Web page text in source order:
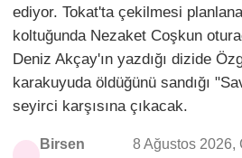
ediyor. Tokat'ta çekilmesi
koltuğunda Nezaket Coşkun
Deniz Akçay'ın yazdığı dizide
karakuyuda öldüğünü sandığı
seyirci karşısına çıkacak.
Birsen
8 Ağustos 2026,